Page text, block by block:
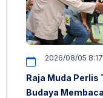
2026/08/05
Raja Muda Perlis
Budaya